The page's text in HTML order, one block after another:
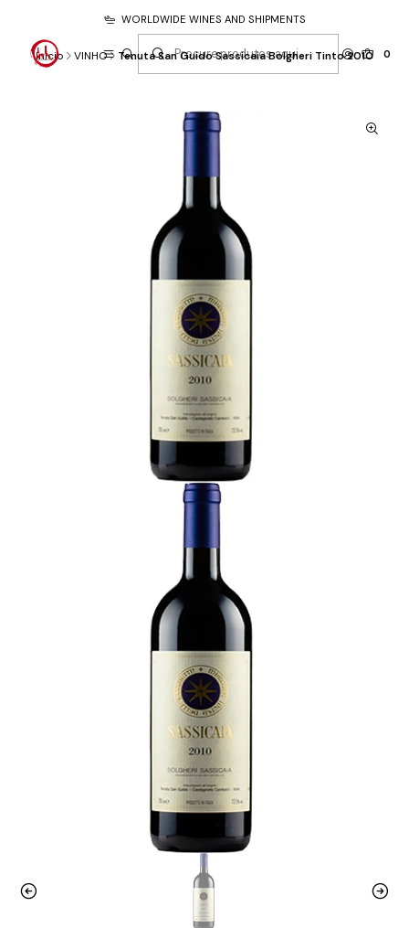
0
WORLDWIDE WINES AND SHIPMENTS
Início VINHO Tenuta San Guido Sassicaia Bolgheri Tinto 2010